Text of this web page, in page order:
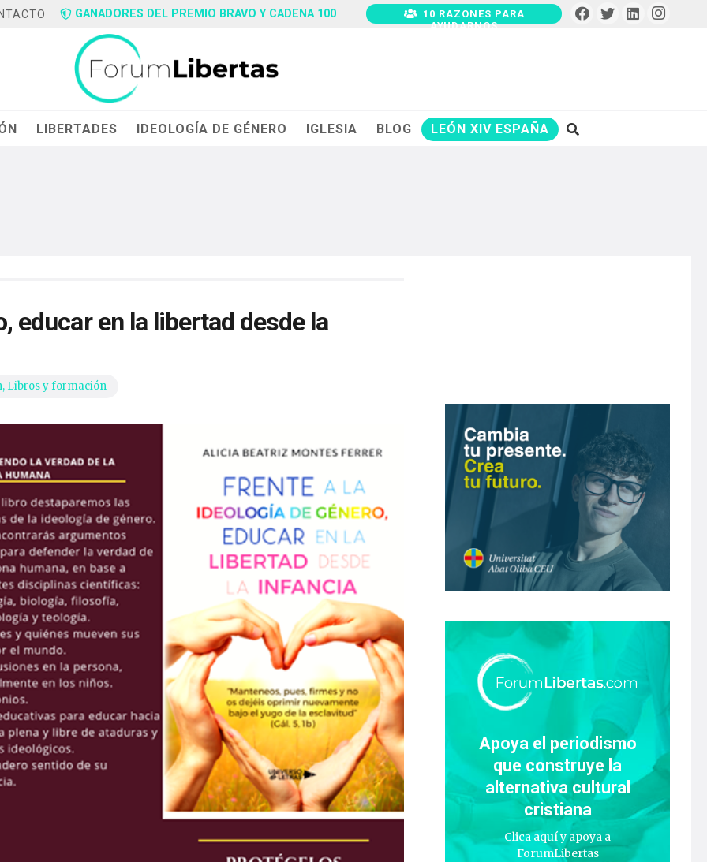
GANADORES DEL PREMIO BRAVO Y CADENA 100
10 RAZONES PARA
AYUDARNOS
LIBERTADES IDEOLOGÍA DE GÉNERO IGLESIA BLOG LEÓN XIV ESPAÑA
educar en la libertad desde la
, Libros y formación
Apoya el periodismo
que construye la
alternativa cultural
cristiana
Clica aquí y apoya a
ForumLibertas